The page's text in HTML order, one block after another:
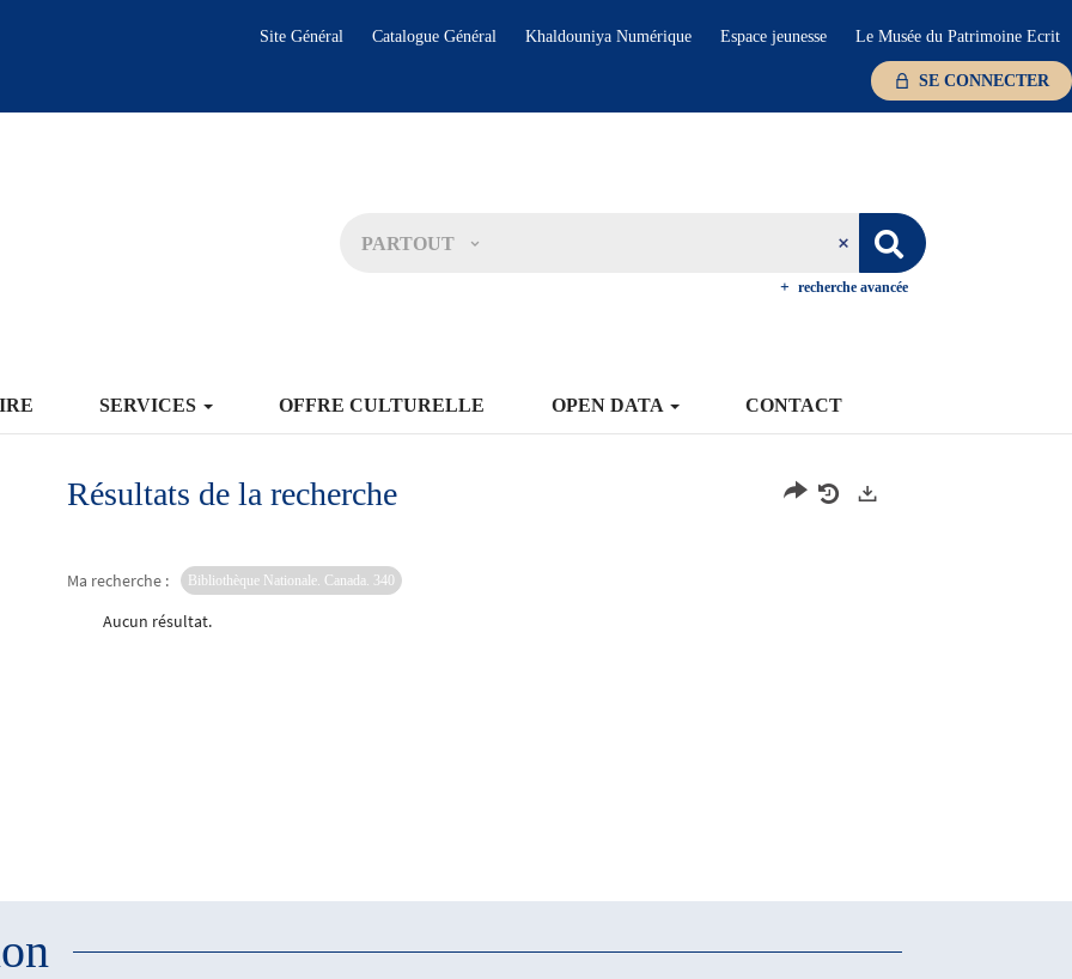
Site Général Catalogue Général Khaldouniya Numérique Espace jeunesse Le Musée du Patrimoine Ecrit
SE CONNECTER
PARTOUT
recherche avancée
SERVICES OFFRE CULTURELLE OPEN DATA CONTACT
Résultats de la recherche
Ma recherche : Bibliothèque Nationale. Canada. 340
Aucun résultat.